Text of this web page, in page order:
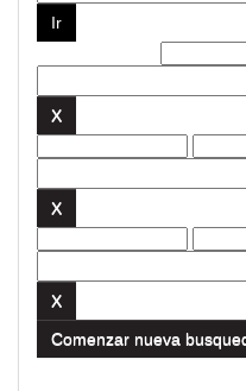
Comenzar nueva